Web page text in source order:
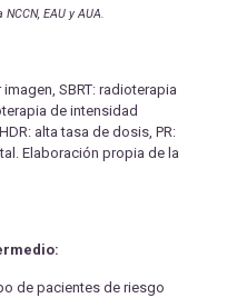
EAU y AUA.
SBRT: radioterapia
de intensidad
alta tasa de dosis, PR:
Elaboración propia de la
de pacientes de riesgo